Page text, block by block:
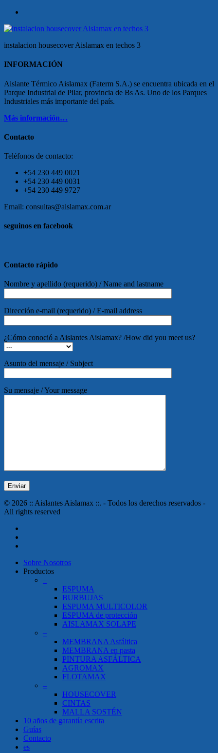
instalacion housecover Aislamax en techos 3
INFORMACIÓN
Aislante Térmico Aislamax (Faterm S.A.) se encuentra ubicada en el
Parque Industrial de Pilar, provincia de Bs As. Uno de los Parques
Industriales más importante del país.
Más información…
Contacto
Teléfonos de contacto:
+54 230 449 0021
+54 230 449 0031
+54 230 449 9727
Email: consultas@aislamax.com.ar
seguinos en facebook
Contacto rápido
Nombre y apellido (requerido) / Name and lastname
Dirección e-mail (requerido) / E-mail address
¿Cómo conoció a Aislantes Aislamax? /How did you meet us?
Asunto del mensaje / Subject
Su mensaje / Your message
© 2026 :: Aislantes Aislamax ::. - Todos los derechos reservados -
All rights reserved
Close
Menu
Sobre Nosotros
Productos
–
ESPUMA
BURBUJAS
ESPUMA MULTICOLOR
ESPUMA de protección
AISLAMAX SOLAPE
–
MEMBRANA Asfáltica
MEMBRANA en pasta
PINTURA ASFÁLTICA
AGROMAX
FLOTAMAX
–
HOUSECOVER
CINTAS
MALLA SOSTÉN
10 años de garantía escrita
Guías
Contacto
es